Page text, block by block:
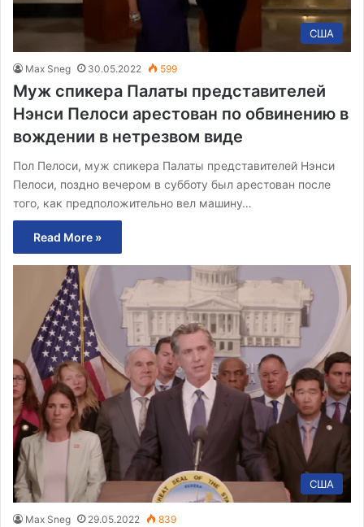
США
Max Sneg 30.05.2022 599
Муж спикера Палаты представителей
Нэнси Пелоси арестован по обвинению в
вождении в нетрезвом виде
Пол Пелоси, муж спикера Палаты представителей Нэнси
Пелоси, поздно вечером в субботу был арестован после
того, как предположительно вел машину…
Read More »
США
Max Sneg 29.05.2022 839